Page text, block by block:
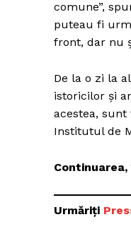
comune”,
puteau fi
front, dar nu
De la o zi la
istoricilor şi
acestea,
Institutul de
Continuarea,
Urmăriți P